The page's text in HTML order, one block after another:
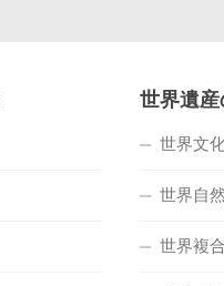
世界遺
世界文
世界自
世界複